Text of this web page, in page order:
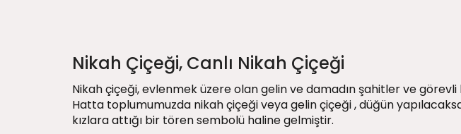
Nikah Çiçeği, Canlı Nikah Çiçeği
Nikah çiçeği, evlenmek üzere olan gelin ve damadın şahitler ve
Hatta toplumumuzda nikah çiçeği veyagelin çiçeği, düğün
kızlara attığı bir tören sembolü haline gelmiştir.